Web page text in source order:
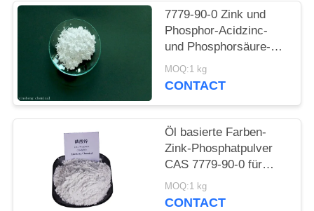
7779-90-0 Zink und
Phosphor-Acidzinc-
und Phosphorsäure-
ätzende Antifarbe für
Stahl
MOQ:1 kg
CONTACT
Öl basierte Farben-
Zink-Phosphatpulver
CAS 7779-90-0 für
Schiff und
Stahlkonstruktionen
MOQ:1 kg
CONTACT